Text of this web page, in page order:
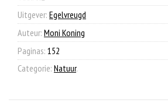
Uitgever: Egelvreugd
Auteur: Moni Koning
Paginas: 152
Categorie: Natuur.